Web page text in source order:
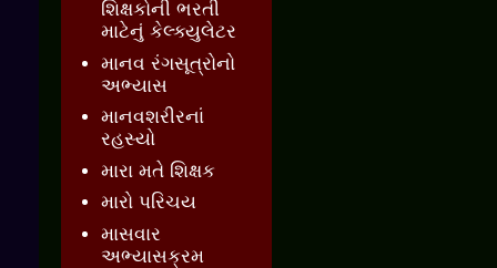
શિક્ષકોની ભરતી
માટેનું કેલ્ક્યુલેટર
માનવ રંગસૂત્રોનો
અભ્યાસ
માનવશરીરનાં
રહસ્યો
મારા મતે શિક્ષક
મારો પરિચય
માસવાર
અભ્યાસક્રમ